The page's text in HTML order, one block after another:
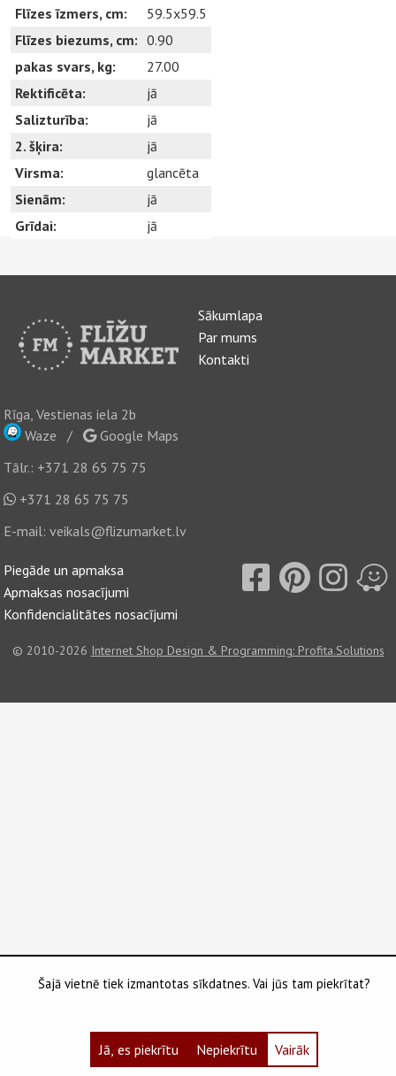
Flīzes īzmers, cm:
59.5x59.5
Flīzes biezums, cm: 0.90
pakas svars, kg:
27.00
Rektificēta:
jā
Salizturība:
jā
2. šķira:
jā
Virsma:
glancēta
Sienām:
jā
Grīdai:
jā
Rīga, Vestienas iela 2b
Waze /
Google Maps
Tālr.: +371 28 65 75 75
+371 28 65 75 75
E-mail:veikals@flizumarket.lv
Sākumlapa
Par mums
Kontakti
Piegāde un apmaksa
Apmaksas nosacījumi
Konfidencialitātes nosacījumi
© 2010-2026 Internet Shop Design & Programming: Profita.Solutions
Šajā vietnē tiek izmantotas sīkdatnes. Vai jūs tam piekrītat?
Jā, es piekrītu Nepiekrītu Vairāk